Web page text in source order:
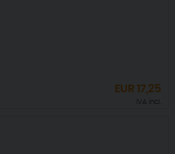
EUR17,25
IVA incl.